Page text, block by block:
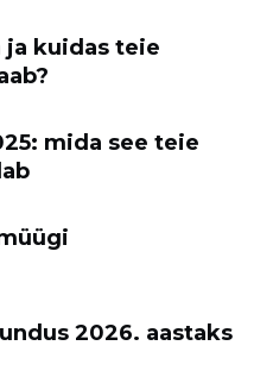
ja kuidas teie
mida see teie
2026. aastaks